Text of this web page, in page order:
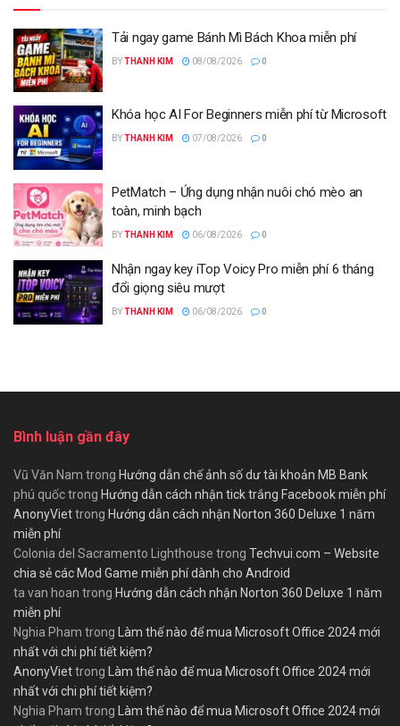
Tải ngay game Bánh Mì Bách Khoa miễn phí
BYTHANH KIM 08/08/2026 0
Khóa học AI For Beginners miễn phí từ Microsoft
BYTHANH KIM 07/08/2026 0
PetMatch – Ứng dụng nhận nuôi chó mèo an
toàn, minh bạch
BYTHANH KIM 06/08/2026 0
Nhận ngay key iTop Voicy Pro miễn phí 6 tháng
đổi giọng siêu mượt
BYTHANH KIM 06/08/2026 0
Bình luận gần đây
Vũ Văn Nam trong Hướng dẫn chế ảnh số dư tài khoản MB Bank
phú quốctrong Hướng dẫn cách nhận tick trắng Facebook miễn phí
AnonyViettrong Hướng dẫn cách nhận Norton 360 Deluxe 1 năm
miễn phí
Colonia del Sacramento Lighthouse trong Techvui.com – Website
chia sẻ các Mod Game miễn phí dành cho Android
ta van hoan trong Hướng dẫn cách nhận Norton 360 Deluxe 1 năm
miễn phí
Nghia Pham trong
Làm thế nào để mua Microsoft Office 2024 mới
nhất với chi phí tiết kiệm?
AnonyViettrong
Làm thế nào để mua Microsoft Office 2024 mới
nhất với chi phí tiết kiệm?
Nghia Pham trong
Làm thế nào để mua Microsoft Office 2024 mới